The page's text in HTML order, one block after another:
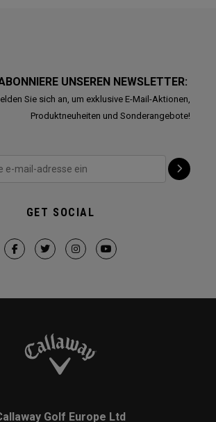
UNSEREN NEWSLETTER:
Sie sich an, um exklusive E-Mail-Aktionen,
Produktneuheiten und Sonderangebote!
GET SOCIAL
Golf Europe Ltd